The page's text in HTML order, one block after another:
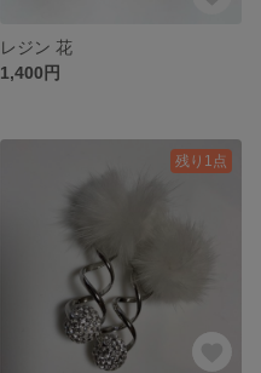
レジン 花
1,400円
残り1点